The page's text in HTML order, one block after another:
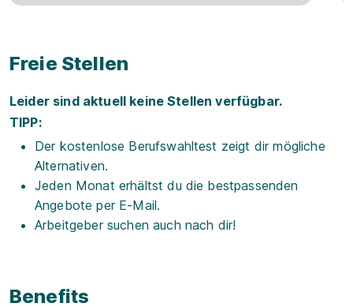
Freie Stellen
Leider sind aktuell keine Stellen verfügbar.
TIPP:
Der kostenlose Berufswahltest zeigt dir mögliche
Alternativen.
Jeden Monat erhältst du die bestpassenden
Angebote per E-Mail.
Arbeitgeber suchen auch nach dir!
Benefits